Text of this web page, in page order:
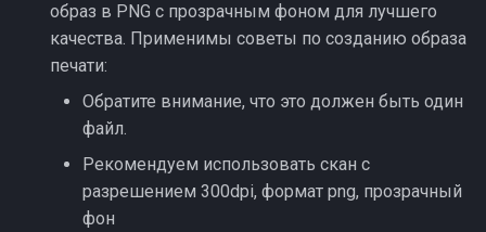
Стабильность
планирования
Релизы марта (1)
Доработки марта (2)
Доработки документов
образ в PNG c прозрачным фоном для лучшего
качества. Применимы советы по созданию образа
печати:
Обратите внимание, что это должен быть один
файл.
Рекомендуем использовать скан с
разрешением 300dpi, формат png, прозрачный
фон